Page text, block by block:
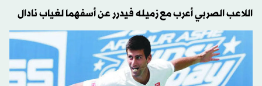
اللاعب الصربي أعرب مع زميله فيدرر عن أسفهما لغياب نادال